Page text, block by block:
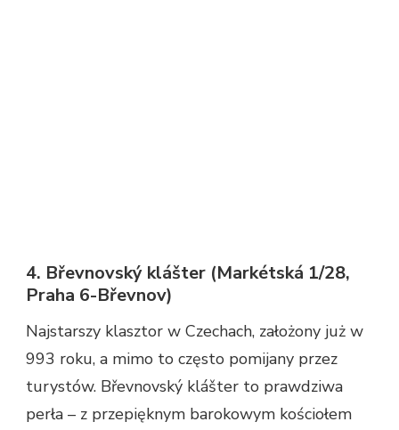
4. Břevnovský klášter (Markétská 1/28,
Praha 6-Břevnov)
Najstarszy klasztor w Czechach, założony już w
993 roku, a mimo to często pomijany przez
turystów. Břevnovský klášter to prawdziwa
perła – z przepięknym barokowym kościołem